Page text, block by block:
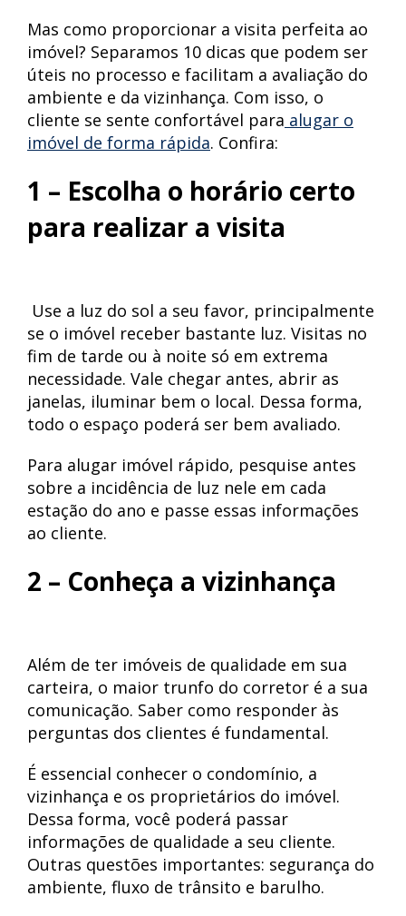
Mas como proporcionar a visita perfeita ao
imóvel? Separamos 10 dicas que podem ser
úteis no processo e facilitam a avaliação do
ambiente e da vizinhança. Com isso, o
cliente se sente confortável para alugar o
imóvel de forma rápida. Confira:
1 – Escolha o horário certo
para realizar a visita
Use a luz do sol a seu favor, principalmente
se o imóvel receber bastante luz. Visitas no
fim de tarde ou à noite só em extrema
necessidade. Vale chegar antes, abrir as
janelas, iluminar bem o local. Dessa forma,
todo o espaço poderá ser bem avaliado.
Para alugar imóvel rápido, pesquise antes
sobre a incidência de luz nele em cada
estação do ano e passe essas informações
ao cliente.
2 – Conheça a vizinhança
Além de ter imóveis de qualidade em sua
carteira, o maior trunfo do corretor é a sua
comunicação. Saber como responder às
perguntas dos clientes é fundamental.
É essencial conhecer o condomínio, a
vizinhança e os proprietários do imóvel.
Dessa forma, você poderá passar
informações de qualidade a seu cliente.
Outras questões importantes: segurança do
ambiente, fluxo de trânsito e barulho.